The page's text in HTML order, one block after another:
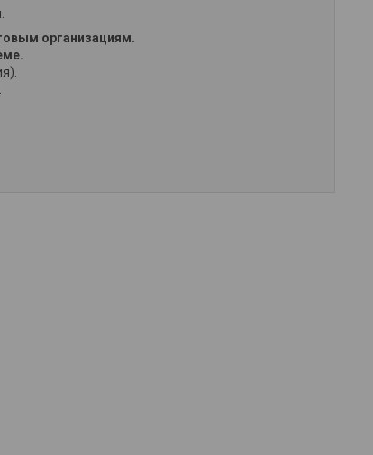
организациям.